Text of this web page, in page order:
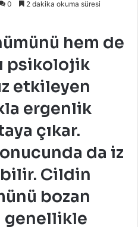
0 2 dakika okuma süresi
hem de
psikolojik
etkileyen
ergenlik
çıkar.
da iz
Cildin
bozan
genellikle